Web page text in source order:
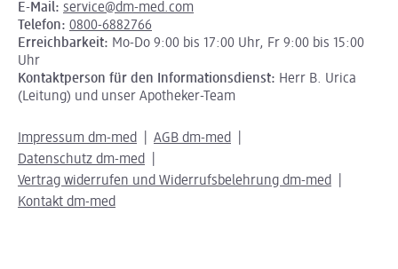
E-Mail: service@dm-med.com
Telefon: 0800-6882766
Erreichbarkeit: Mo-Do 9:00 bis 17:00 Uhr, Fr 9:00 bis 15:00
Uhr
Kontaktperson für den Informationsdienst: Herr B. Urica
(Leitung) und unser Apotheker-Team
Impressum dm-med
AGB dm-med
Datenschutz dm-med
Vertrag widerrufen und Widerrufsbelehrung dm-med
Kontakt dm-med